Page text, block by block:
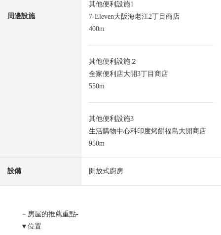
周邊設施
其他便利設施1
7-Eleven大阪海老江2丁目商店
400m
其他便利設施２
全家便利店大開3丁目商店
550m
其他便利設施3
生活購物中心科印度烤餅福島大開商店
950m
設備 開放式廚房
－房屋的推薦重點-
▼位置